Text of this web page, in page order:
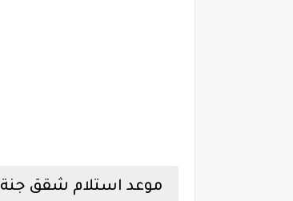
موعد استلام شقق جنة